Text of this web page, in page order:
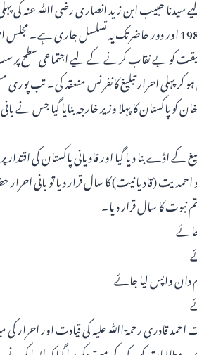
سیدنا حبیب ابن زید انصاری رضی اﷲ عنہ کی
شہداء 1953، شہداء 1974، شہداء 1984 اور دور حاضرتک یہ
ہو کر پہلی احرار تبلیغ کانفرنس منعقد کی۔ تب
کو پاکستان کا پہلا وزیر خارجہ بنایا گیا جس نے
کے اڈے بنا دیا گیا اور قادیانی پاکستان کی
مرزا بشیر الدین محمود نے 1952کو احمدیت (قادیانیت) کا سال
واپس لیا جائے
احمد قادری رحمۃ اﷲ علیہ کی قیادت اور احرار